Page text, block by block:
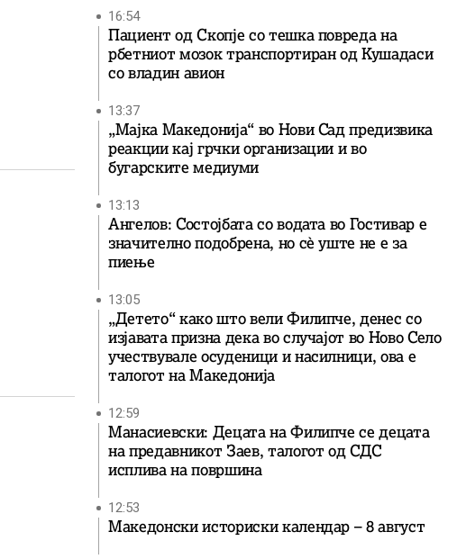
16:54
Пациент од Скопје со тешка повреда на
рбетниот мозок транспортиран од Кушадаси
со владин авион
13:37
„Мајка Македонија“ во Нови Сад предизвика
реакции кај грчки организации и во
бугарските медиуми
13:13
Ангелов: Состојбата со водата во Гостивар е
значително подобрена, но сè уште не е за
пиење
13:05
„Детето“ како што вели Филипче, денес со
изјавата призна дека во случајот во Ново Село
учествувале осуденици и насилници, ова е
талогот на Македонија
12:59
Манасиевски: Децата на Филипче се децата
на предавникот Заев, талогот од СДС
исплива на површина
12:53
Македонски историски календар – 8 август